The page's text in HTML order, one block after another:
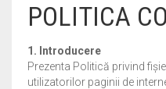
HOME
NEW ARRIVALS
POLITICA
1. Introducere
Prezenta Politică privind
utilizatorilor paginii de